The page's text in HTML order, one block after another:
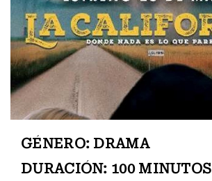
GÉNERO: DRAMA
DURACIÓN: 100 MINUTOS